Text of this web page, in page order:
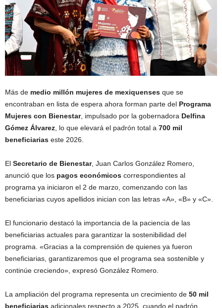
Más de medio millón mujeres de mexiquenses que se
encontraban en lista de espera ahora forman parte del Programa
Mujeres con Bienestar, impulsado por la gobernadora Delfina
Gómez Álvarez , lo que elevará el padrón total a 700 mil
beneficiarias este 2026.
El Secretario de Bienestar, Juan Carlos González Romero,
anunció que los pagos económicos correspondientes al
programa ya iniciaron el 2 de marzo, comenzando con las
beneficiarias cuyos apellidos inician con las letras «A», «B» y «C».
El funcionario destacó la importancia de la paciencia de las
beneficiarias actuales para garantizar la sostenibilidad del
programa. «Gracias a la comprensión de quienes ya fueron
beneficiarias, garantizaremos que el programa sea sostenible y
continúe creciendo», expresó González Romero.
La ampliación del programa representa un crecimiento de 50 mil
beneficiarias adicionales respecto a 2025, cuando el padrón